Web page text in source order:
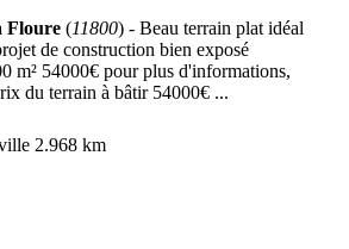
Floure (11800) - Beau terrain plat idéal
de construction bien exposé
m² 54000€ pour plus d'informations,
du terrain à bâtir 54000€ ...
2.968 km